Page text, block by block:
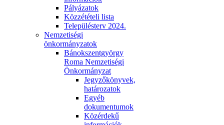
Pályázatok
Közzétételi lista
Településterv 2024.
Nemzetiségi
önkormányzatok
Bánokszentgyörgy
Roma Nemzetiségi
Önkormányzat
Jegyzőkönyvek,
határozatok
Egyéb
dokumentumok
Közérdekű